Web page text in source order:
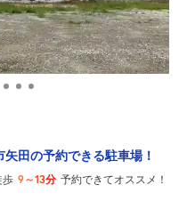
矢田の予約できる駐車場！
歩 9～13分 予約できてオススメ！